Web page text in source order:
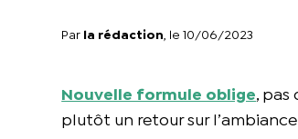
Par la rédaction , le 10/06/2023
Nouvelle formule oblige, pas
plutôt un retour sur